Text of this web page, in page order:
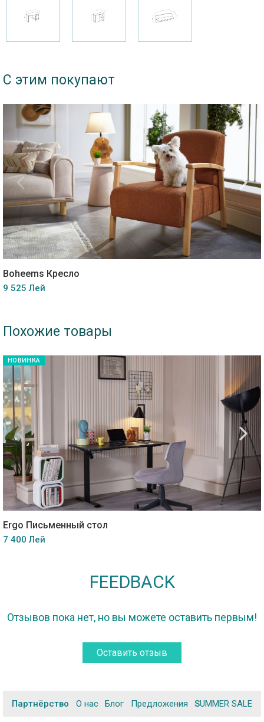
С этим покупают
Boheems Кресло
9 525 Лей
Похожие товары
НОВИНКА
Ergo Письменный стол
7 400 Лей
FEEDBACK
Отзывов пока нет, но вы можете оставить первым!
Оставить отзыв
Партнёрство О нас Блог Предложения SUMMER SALE